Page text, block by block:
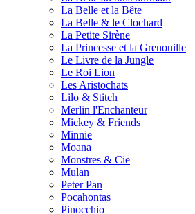
La Belle et la Bête
La Belle & le Clochard
La Petite Sirène
La Princesse et la Grenouille
Le Livre de la Jungle
Le Roi Lion
Les Aristochats
Lilo & Stitch
Merlin l'Enchanteur
Mickey & Friends
Minnie
Moana
Monstres & Cie
Mulan
Peter Pan
Pocahontas
Pinocchio